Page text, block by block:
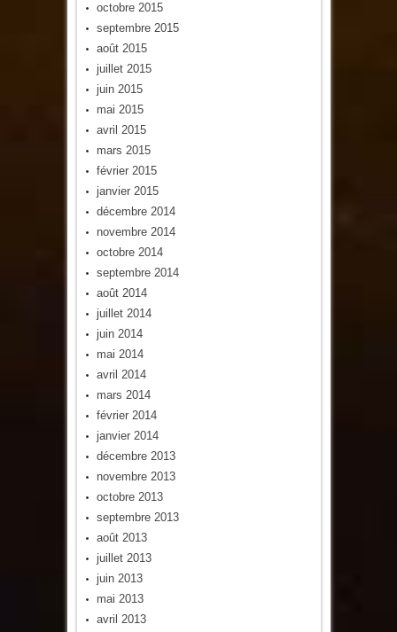
octobre 2015
septembre 2015
août 2015
juillet 2015
juin 2015
mai 2015
avril 2015
mars 2015
février 2015
janvier 2015
décembre 2014
novembre 2014
octobre 2014
septembre 2014
août 2014
juillet 2014
juin 2014
mai 2014
avril 2014
mars 2014
février 2014
janvier 2014
décembre 2013
novembre 2013
octobre 2013
septembre 2013
août 2013
juillet 2013
juin 2013
mai 2013
avril 2013